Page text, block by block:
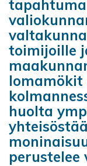
toimijoille
lomamökit
huolta
perustelee